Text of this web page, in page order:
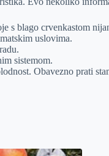
s blago crvenkastom
uslovima.
sistemom.
Obavezno prati